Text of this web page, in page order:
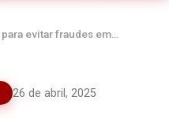
evitar fraudes em…
26 de abril, 2025